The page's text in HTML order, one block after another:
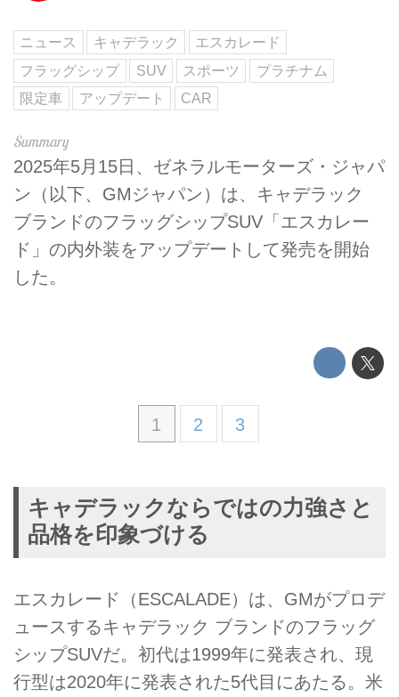
ニュース キャデラック
エスカレード
フラッグシップ
SUV スポーツ
プラチナム
限定車
アップデート CAR
2025年5月15日、ゼネラルモーターズ・ジャパ
ン（以下、GMジャパン）は、キャデラック
ブランドのフラッグシップSUV「エスカレー
ド」の内外装をアップデートして発売を開始
した。
1 2 3
キャデラックならではの力強さと
品格を印象づける
エスカレード（ESCALADE）は、GMがプロデ
ュースするキャデラック ブランドのフラッグ
シップSUVだ。初代は1999年に発表され、現
行型は2020年に発表された5代目にあたる。米